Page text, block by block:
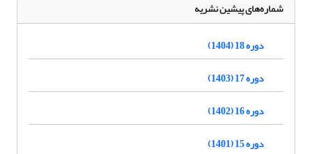
شماره‌های پیشین نشریه
دوره 18 (1404)
دوره 17 (1403)
دوره 16 (1402)
دوره 15 (1401)